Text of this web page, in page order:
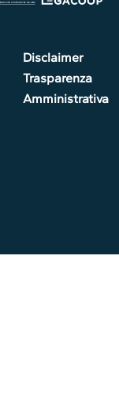
Disclaimer
Trasparenza
Amministrativa